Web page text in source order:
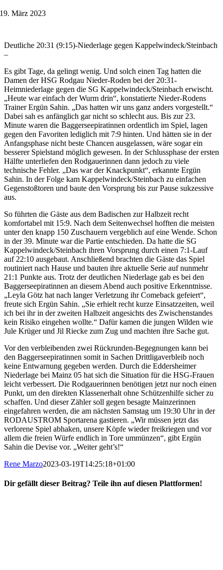
19. März 2023
Deutliche 20:31 (9:15)-Niederlage gegen Kappelwindeck/Steinbach
–
Es gibt Tage, da gelingt wenig. Und solch einen Tag hatten die
Damen der HSG Rodgau Nieder-Roden bei der 20:31-
Heimniederlage gegen die SG Kappelwindeck/Steinbach erwischt.
„Heute war einfach der Wurm drin“, konstatierte Nieder-Rodens
Trainer Ergün Sahin. „Das hatten wir uns ganz anders vorgestellt.“
Dabei sah es anfänglich gar nicht so schlecht aus. Bis zur 23.
Minute waren die Baggerseepiratinnen ordentlich im Spiel, lagen
gegen den Favoriten lediglich mit 7:9 hinten. Und hätten sie in der
Anfangsphase nicht beste Chancen ausgelassen, wäre sogar ein
besserer Spielstand möglich gewesen. In der Schlussphase der ersten
Hälfte unterliefen den Rodgauerinnen dann jedoch zu viele
technische Fehler. „Das war der Knackpunkt“, erkannte Ergün
Sahin. In der Folge kam Kappelwindeck/Steinbach zu einfachen
Gegenstoßtoren und baute den Vorsprung bis zur Pause sukzessive
aus.
So führten die Gäste aus dem Badischen zur Halbzeit recht
komfortabel mit 15:9. Nach dem Seitenwechsel hofften die meisten
unter den knapp 150 Zuschauern vergeblich auf eine Wende. Schon
in der 39. Minute war die Partie entschieden. Da hatte die SG
Kappelwindeck/Steinbach ihren Vorsprung durch einen 7:1-Lauf
auf 22:10 ausgebaut. Anschließend brachten die Gäste das Spiel
routiniert nach Hause und bauten ihre aktuelle Serie auf nunmehr
21:1 Punkte aus. Trotz der deutlichen Niederlage gab es bei den
Baggerseepiratinnen an diesem Abend auch positive Erkenntnisse.
„Leyla Götz hat nach langer Verletzung ihr Comeback gefeiert“,
freute sich Ergün Sahin. „Sie erhielt recht kurze Einsatzzeiten, weil
ich bei ihr in der zweiten Halbzeit angesichts des Zwischenstandes
kein Risiko eingehen wollte.“ Dafür kamen die jungen Wilden wie
Jule Krüger und Jil Riecke zum Zug und machten ihre Sache gut.
Vor den verbleibenden zwei Rückrunden-Begegnungen kann bei
den Baggerseepiratinnen somit in Sachen Drittligaverbleib noch
keine Entwarnung gegeben werden. Durch die Eddersheimer
Niederlage bei Mainz 05 hat sich die Situation für die HSG-Frauen
leicht verbessert. Die Rodgauerinnen benötigen jetzt nur noch einen
Punkt, um den direkten Klassenerhalt ohne Schützenhilfe sicher zu
schaffen. Und dieser Zähler soll gegen besagte Mainzerinnen
eingefahren werden, die am nächsten Samstag um 19:30 Uhr in der
RODAUSTROM Sportarena gastieren. „Wir müssen jetzt das
verlorene Spiel abhaken, unsere Köpfe wieder freikriegen und vor
allem die freien Würfe endlich in Tore ummünzen“, gibt Ergün
Sahin die Devise vor. „Weiter geht’s!“
Rene Marzo2023-03-19T14:25:18+01:00
Dir gefällt dieser Beitrag? Teile ihn auf diesen Plattformen!